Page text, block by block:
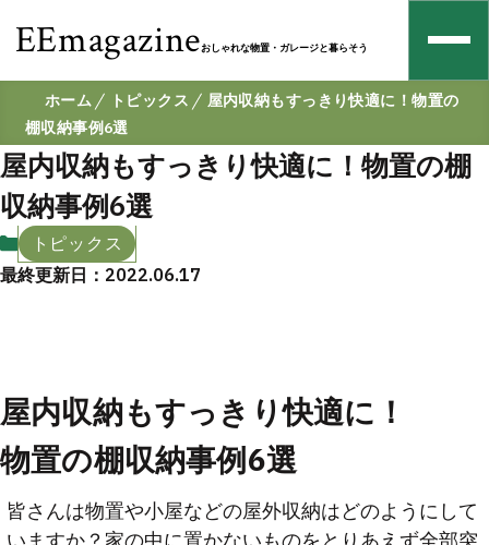
EEmagazineおしゃれな物置・ガレージと暮らそう
ホーム トピックス
屋内収納もすっきり快適に！物置の
棚収納事例6選
屋内収納もすっきり快適に！物置の棚
収納事例6選
トピックス
最終更新日：2022.06.17
屋内収納もすっきり快適に！
物置の棚収納事例6選
皆さんは物置や小屋などの屋外収納はどのようにして
いますか？家の中に置かないものをとりあえず全部突